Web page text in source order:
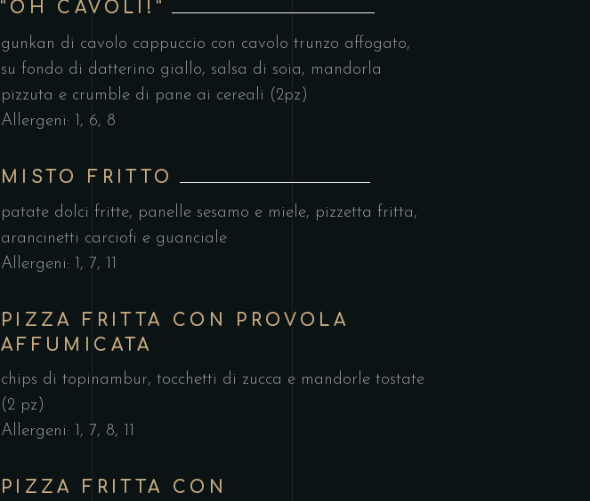
“OH CAVOLI!”
gunkan di cavolo cappuccio con cavolo trunzo affogato,
su fondo di datterino giallo, salsa di soia, mandorla
pizzuta e crumble di pane ai cereali (2pz)
Allergeni: 1, 6, 8
MISTO FRITTO
patate dolci fritte, panelle sesamo e miele, pizzetta fritta,
arancinetti carciofi e guanciale
Allergeni: 1, 7, 11
PIZZA FRITTA CON PROVOLA
AFFUMICATA
chips di topinambur, tocchetti di zucca e mandorle tostate
(2 pz)
Allergeni: 1, 7, 8, 11
PIZZA FRITTA CON